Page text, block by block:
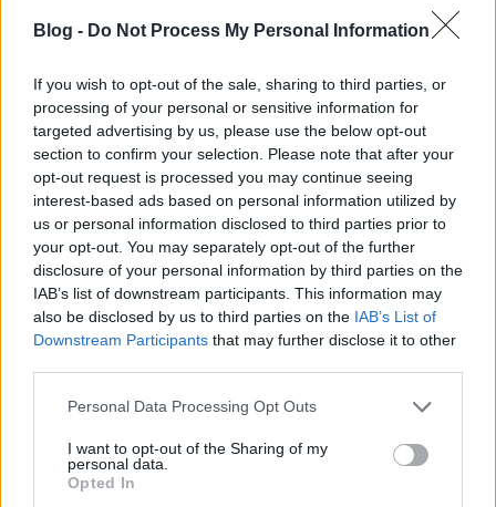
Blog - Do Not Process My Personal Information
If you wish to opt-out of the sale, sharing to third parties, or
processing of your personal or sensitive information for
targeted advertising by us, please use the below opt-out
section to confirm your selection. Please note that after your
opt-out request is processed you may continue seeing
interest-based ads based on personal information utilized by
us or personal information disclosed to third parties prior to
your opt-out. You may separately opt-out of the further
disclosure of your personal information by third parties on the
IAB’s list of downstream participants. This information may
also be disclosed by us to third parties on the IAB’s List of
Downstream Participants that may further disclose it to other
Please note that this website/app uses one or more Google
not limited to your visit or usage behaviour. You may click to
grant or deny consent to Google and its third-party tags to
use your data for below specified purposes in below Google
Personal Data Processing Opt Outs
I want to opt-out of the Sharing of my
personal data.
Opted In
Az első szám kezdő írásai közt a rég várt hazaút
szedve.